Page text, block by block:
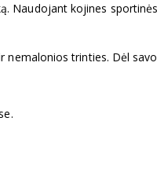
Naudojant kojines
trinties. Dėl